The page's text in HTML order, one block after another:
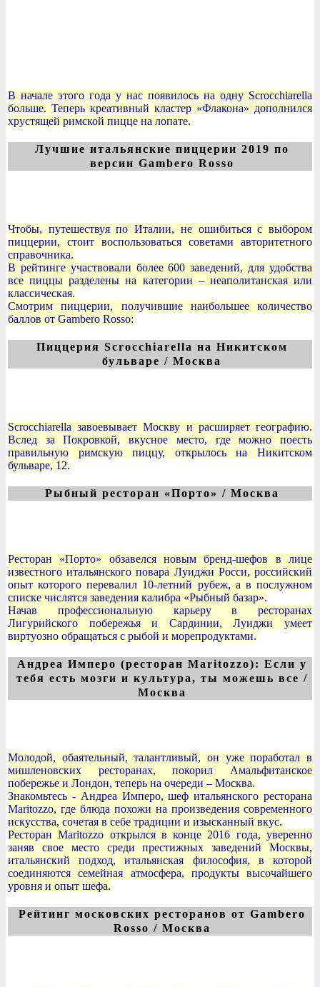
В начале этого года у нас появилось на одну Scrocchiarella
больше. Теперь креативный кластер «Флакона» дополнился
хрустящей римской пицце на лопате.
Лучшие итальянские пиццерии 2019 по
версии Gambero Rosso
Чтобы, путешествуя по Италии, не ошибиться с выбором
пиццерии, стоит воспользоваться советами авторитетного
справочника.
В рейтинге участвовали более 600 заведений, для удобства
все пиццы разделены на категории – неаполитанская или
классическая.
Смотрим пиццерии, получившие наибольшее количество
баллов от Gambero Rosso:
Пиццерия Scrocchiarella на Никитском
бульваре / Москва
Scrocchiarella завоевывает Москву и расширяет географию.
Вслед за Покровкой, вкусное место, где можно поесть
правильную римскую пиццу, открылось на Никитском
бульваре, 12.
Рыбный ресторан «Порто» / Москва
Ресторан «Порто» обзавелся новым бренд-шефов в лице
известного итальянского повара Луиджи Росси, российский
опыт которого перевалил 10-летний рубеж, а в послужном
списке числятся заведения калибра «Рыбный базар».
Начав профессиональную карьеру в ресторанах
Лигурийского побережья и Сардинии, Луиджи умеет
виртуозно обращаться с рыбой и морепродуктами.
Андреа Имперо (ресторан Maritozzo): Если у
тебя есть мозги и культура, ты можешь все /
Москва
Молодой, обаятельный, талантливый, он уже поработал в
мишленовских ресторанах, покорил Амальфитанское
побережье и Лондон, теперь на очереди – Москва.
Знакомьтесь - Андреа Имперо, шеф итальянского ресторана
Maritozzo, где блюда похожи на произведения современного
искусства, сочетая в себе традиции и изысканный вкус.
Ресторан Maritozzo открылся в конце 2016 года, уверенно
заняв свое место среди престижных заведений Москвы,
итальянский подход, итальянская философия, в которой
соединяются семейная атмосфера, продукты высочайшего
уровня и опыт шефа.
Рейтинг московских ресторанов от Gambero
Rosso / Москва